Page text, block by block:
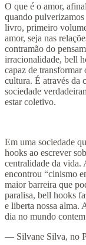
O que é o amor,
quando
livro, primeiro
amor, seja nas
contramão do
irracionalidade, bell
capaz de transformar
cultura. É através da
sociedade
estar coletivo.
Em uma sociedade
hooks ao escrever
centralidade da vida.
encontrou “cinismo
maior barreira que
paralisa, bell hooks
e liberta nossa alma.
dia no mundo
— Silvane Silva, no